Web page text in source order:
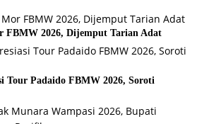
FBMW 2026, Dijemput Tarian Adat
Tour Padaido FBMW 2026, Soroti